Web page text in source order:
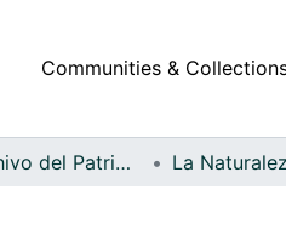
Communities &
Fondo Archivo del Patrimonio Fotográfico y Fílmico del Valle del Cauca La